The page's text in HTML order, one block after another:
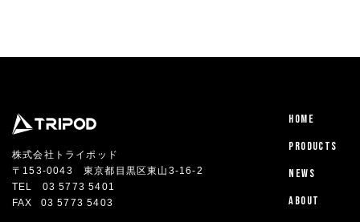
株式会社トライポッド
〒153-0043 東京都目黒区東山3-16-2
TEL
03 5773 5401
FAX
03 5773 5403
HOME
PRODUCTS
NEWS
ABOUT